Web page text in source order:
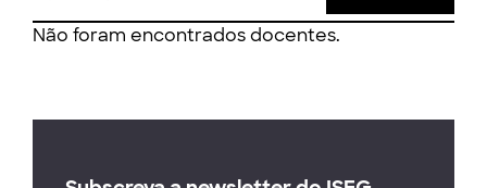
Não foram encontrados docentes.